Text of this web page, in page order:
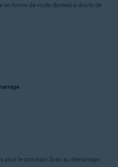
en forme de route dentée) à droite de
.
pour le prochain Scan au démarrage :